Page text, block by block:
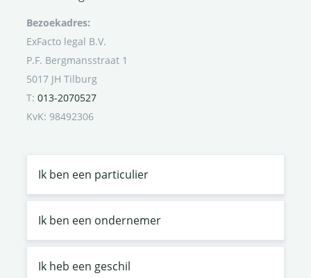
Bezoekadres:
ExFacto legal B.V.
P.F. Bergmansstraat 1
5017 JH Tilburg
T: 013-2070527
KvK: 98492306
Ik ben een particulier
Ik ben een ondernemer
Ik heb een geschil